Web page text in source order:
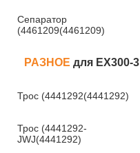
Сепаратор
(4461209(4461209)
РАЗНОЕ для EX300-3
Трос (4441292(4441292)
Трос (4441292-
JWJ(4441292)